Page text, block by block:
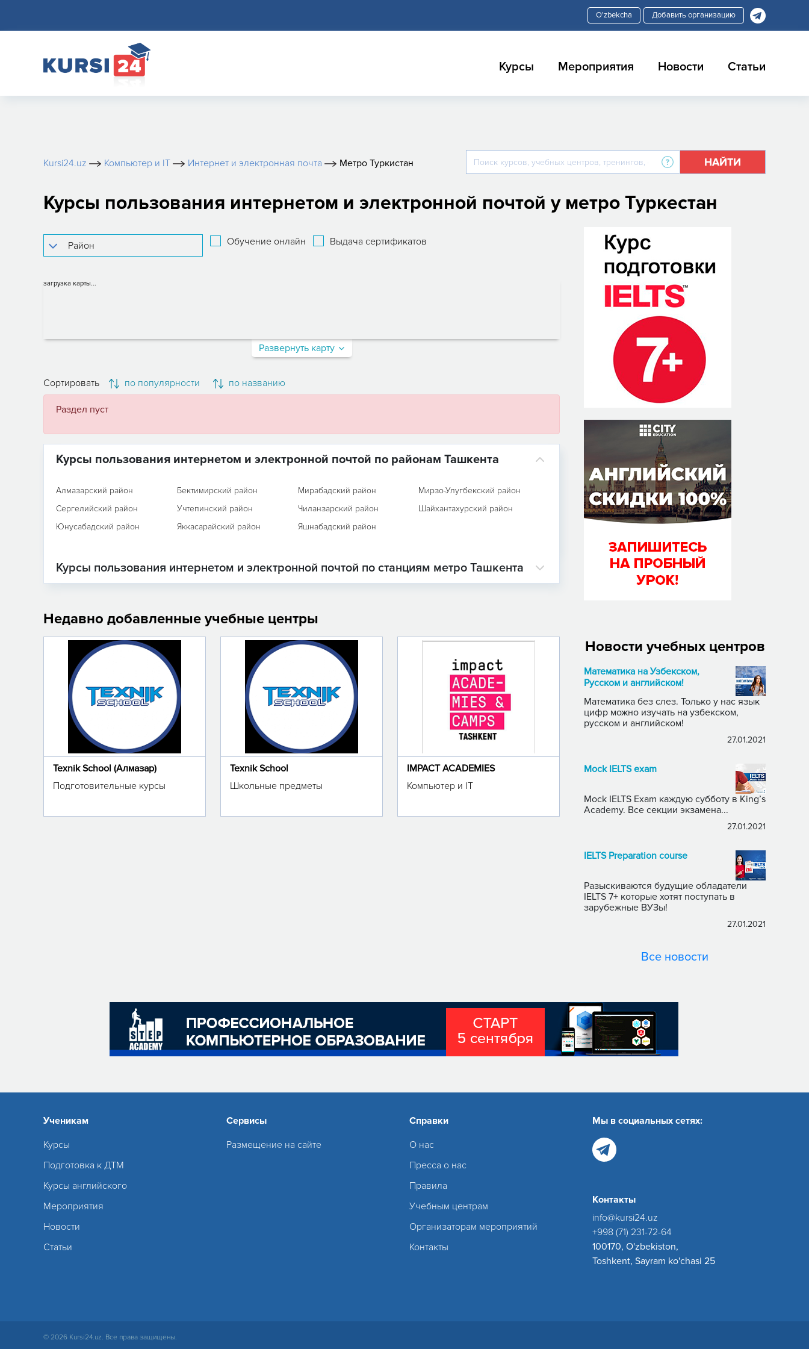
Добавить организацию
Курсы Мероприятия Новости Статьи
Kursi24.uz Компьютер и IT Интернет и электронная почта Метро Туркистан НАЙТИ
Курсы пользования интернетом и электронной почтой у метро Туркестан
Обучение онлайн Выдача сертификатов
загрузка карты...
Развернуть карту
Сортировать по популярности по названию
Раздел пуст
Курсы пользования интернетом и электронной почтой по районам Ташкента
Алмазарский район Бектимирский район Мирабадский район
Мирзо-Улугбекский район
Сергелийский район
Учтепинский район Чиланзарский район
Шайхантахурский район
Юнусабадский район
Яккасарайский район Яшнабадский район
Курсы пользования интернетом и электронной почтой по станциям метро Ташкента
Недавно добавленные учебные центры
Texnik School (Алмазар)
Подготовительные курсы
Texnik School
Школьные предметы
IMPACT ACADEMIES
Компьютер и IT
Новости учебных центров
Математика на Узбекском,
Русском и английском!
Математика без слез. Только у нас язык
цифр можно изучать на узбекском,
русском и английском!
27.01.2021
Mock IELTS exam
Mock IELTS Exam каждую субботу в King’s
Academy. Все секции экзамена...
27.01.2021
IELTS Preparation course
Разыскиваются будущие обладатели
IELTS 7+ которые хотят поступать в
зарубежные ВУЗы!
27.01.2021
Все новости
Ученикам
Курсы
Подготовка к ДТМ
Курсы английского
Мероприятия
Новости
Статьи
Сервисы
Размещение на сайте
Справки
О нас
Пресса о нас
Правила
Учебным центрам
Организаторам мероприятий
Контакты
Мы в социальных сетях:
Контакты
info@kursi24.uz
+998 (71) 231-72-64
100170, O'zbekiston,
Toshkent, Sayram ko'chasi 25
© 2026 Kursi24.uz. Все права защищены.